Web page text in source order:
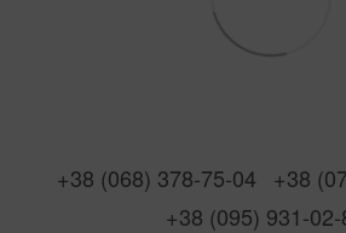
+38 (068) 378-75-04
+38
+38 (095) 931-02-